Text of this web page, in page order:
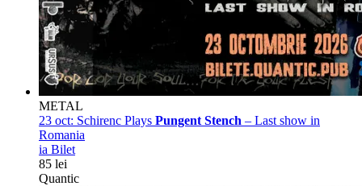
METAL
23 oct: Schirenc Plays Pungent Stench – Last show in
Romania
ia Bilet
85 lei
Quantic